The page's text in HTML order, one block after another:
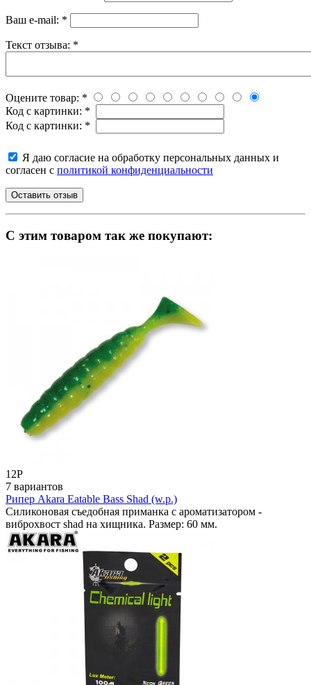
Ваш e-mail: *
Текст отзыва: *
Оцените товар: *
Код с картинки: *
Код с картинки: *
Я даю согласие на обработку персональных данных и
согласен с политикой конфиденциальности
C этим товаром так же покупают:
12Р
7 вариантов
Рипер Akara Eatable Bass Shad (w.p.)
Силиконовая съедобная приманка с ароматизатором -
виброхвост shad на хищника. Размер: 60 мм.